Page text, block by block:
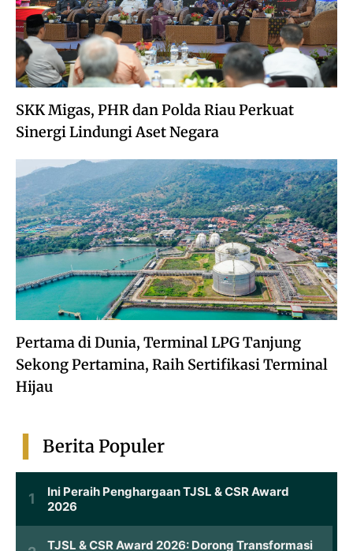
SKK Migas, PHR dan Polda Riau Perkuat
Sinergi Lindungi Aset Negara
Pertama di Dunia, Terminal LPG Tanjung
Sekong Pertamina, Raih Sertifikasi Terminal
Hijau
Berita Populer